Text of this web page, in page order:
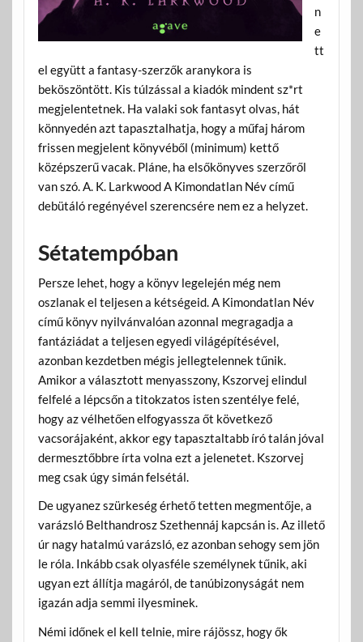
n
e
tt
el együtt a fantasy-szerzők aranykora is
beköszöntött. Kis túlzással a kiadók mindent sz*rt
megjelentetnek. Ha valaki sok fantasyt olvas, hát
könnyedén azt tapasztalhatja, hogy a műfaj három
frissen megjelent könyvéből (minimum) kettő
középszerű vacak. Pláne, ha elsőkönyves szerzőről
van szó. A. K. Larkwood A Kimondatlan Név című
debütáló regényével szerencsére nem ez a helyzet.
Sétatempóban
Persze lehet, hogy a könyv legelején még nem
oszlanak el teljesen a kétségeid. A Kimondatlan Név
című könyv nyilvánvalóan azonnal megragadja a
fantáziádat a teljesen egyedi világépítésével,
azonban kezdetben mégis jellegtelennek tűnik.
Amikor a választott menyasszony, Kszorvej elindul
felfelé a lépcsőn a titokzatos isten szentélye felé,
hogy az vélhetően elfogyassza őt következő
vacsorájaként, akkor egy tapasztaltabb író talán jóval
dermesztőbbre írta volna ezt a jelenetet. Kszorvej
meg csak úgy simán felsétál.
De ugyanez szürkeség érhető tetten megmentője, a
varázsló Belthandrosz Szethennáj kapcsán is. Az illető
úr nagy hatalmú varázsló, ez azonban sehogy sem jön
le róla. Inkább csak olyasféle személynek tűnik, aki
ugyan ezt állítja magáról, de tanúbizonyságát nem
igazán adja semmi ilyesminek.
Némi időnek el kell telnie, mire rájössz, hogy ők